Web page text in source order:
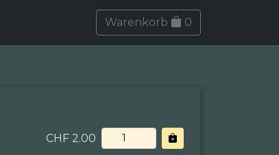
Warenkorb 0
CHF 2.00